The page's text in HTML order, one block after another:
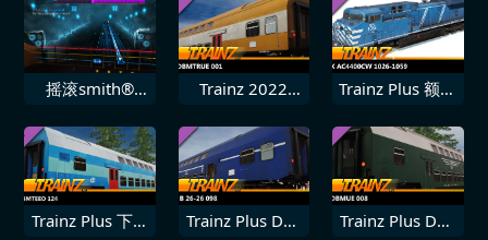
迷失
补救
AC4400CW
10261059
摇滚smith®
Shinedown 45
Trainz 2022
DBmtrue 001
Trainz Plus 额外
AC4400CW
10261059
Trainz Plus 下载
Trainz Plus DLC
Trainz Plus DLC